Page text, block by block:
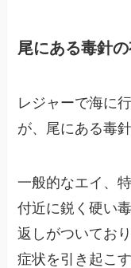
尾にある毒針
レジャーで海に
が、尾にある毒
一般的なエイ、
付近に鋭く硬い
返しがついてお
症状を引き起こ